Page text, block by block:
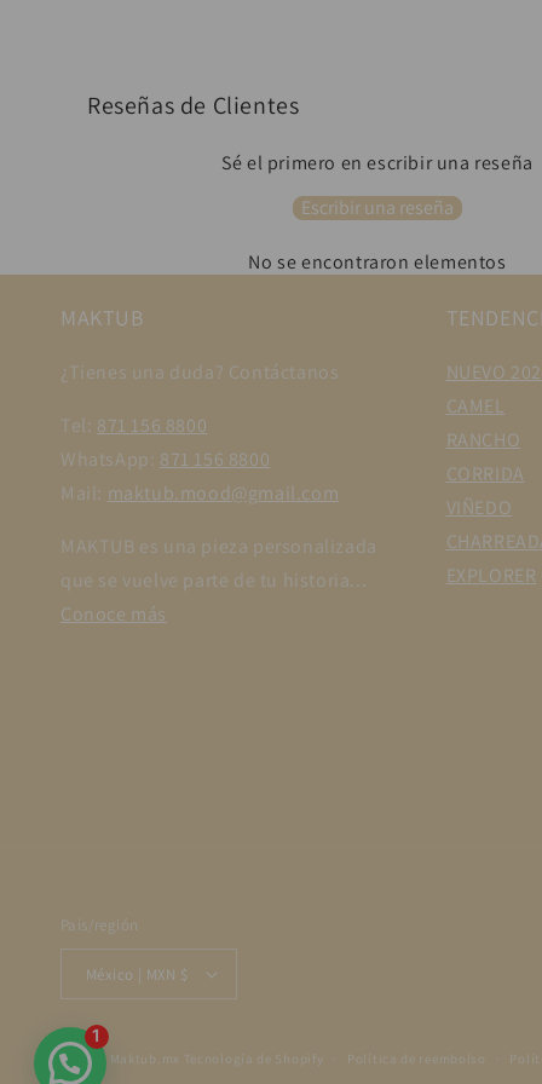
Reseñas de Clientes
Sé el primero en escribir una reseña
Escribir una reseña
No se encontraron elementos
MAKTUB
¿Tienes una duda? Contáctanos
Tel: 871 156 8800
WhatsApp: 871 156 8800
Mail: maktub.mood@gmail.com
MAKTUB es una pieza personalizada
que se vuelve parte de tu historia...
Conoce más
NUEVO
CAMEL
RANCHO
CORRIDA
VIÑEDO
EXPLORER
País/región
México | MXN $
© 2026, Maktub.mx Tecnología de Shopify Política de reembolso